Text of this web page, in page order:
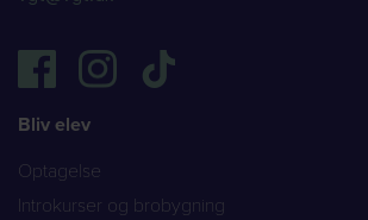
Bliv elev
Optagelse
Introkurser og brobygning